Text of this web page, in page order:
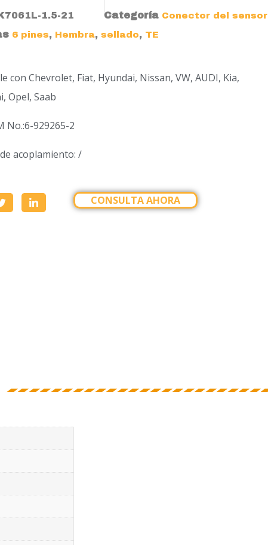
1.5-21 Categoría Conector del sensor
6 pines, Hembra, sellado, TE
con Chevrolet, Fiat, Hyundai, Nissan, VW, AUDI, Kia,
Opel, Saab
No.:6-929265-2
acoplamiento: /
CONSULTA AHORA